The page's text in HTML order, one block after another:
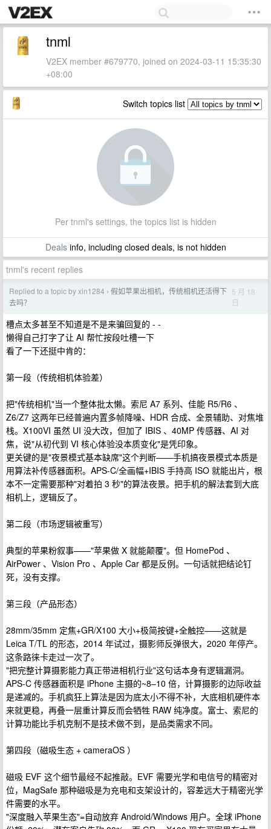
tnml
V2EX member #679770, joined on 2024-03-11 15:35:30
+08:00
Switch topics list
Per tnml's settings, the topics list is hidden
Dealsinfo, including closed deals, is not hidden
tnml's recent replies
Replied to a topic by xin1284 › 假如苹果出相机，传统相机还活得下
去吗？
5 月 18
日
槽点太多甚至不知道是不是来骗回复的 - -
懒得自己打字了让 AI 帮忙按段吐槽一下
看了一下还挺中肯的：
第一段（传统相机体验差）
把"传统相机"当一个整体批太懒。索尼 A7 系列、佳能 R5/R6 、
Z6/Z7 这两年已经普遍内置多帧降噪、HDR 合成、全景辅助、对焦堆
栈。X100VI 虽然 UI 没大改，但加了 IBIS 、40MP 传感器、AI 对
焦，说"从初代到 VI 核心体验没本质变化"是凭印象。
更关键的是"夜景模式基本缺席"这个判断——手机搞夜景模式本质是
用算法补传感器面积。APS-C/全画幅+IBIS 手持高 ISO 就能出片，根
本不一定需要那种"对着拍 3 秒"的算法夜景。把手机的解法套到大底
相机上，逻辑反了。
第二段（市场逻辑被重写）
典型的苹果粉叙事——"苹果做 X 就能颠覆"。但 HomePod 、
AirPower 、Vision Pro 、Apple Car 都是反例。一句话就把结论钉
死，没有支撑。
第三段（产品形态）
28mm/35mm 定焦+GR/X100 大小+极简按键+全触控——这就是
Leica T/TL 的形态，2014 年试过，摄影师反弹很大，2020 年停产。
这条路徕卡走过一次了。
"把完整计算摄影能力真正带进相机行业"这句话本身有逻辑漏洞。
APS-C 传感器面积是 iPhone 主摄的~8–10 倍，计算摄影的边际收益
是递减的。手机疯狂上算法是因为底太小不得不补，大底相机硬件本
来就更稳，再叠一层重计算反而会牺牲 RAW 纯净度。富士、索尼的
计算功能比手机克制不是技术做不到，是品类需求不同。
第四段（磁吸生态 + cameraOS ）
磁吸 EVF 这个细节最经不起推敲。EVF 需要光学和电信号的精密对
位，MagSafe 那种磁吸是为充电和支架设计的，容差远大于精密光学
件需要的水平。
"深度融入苹果生态"=自动放弃 Android/Windows 用户。全球 iPhone